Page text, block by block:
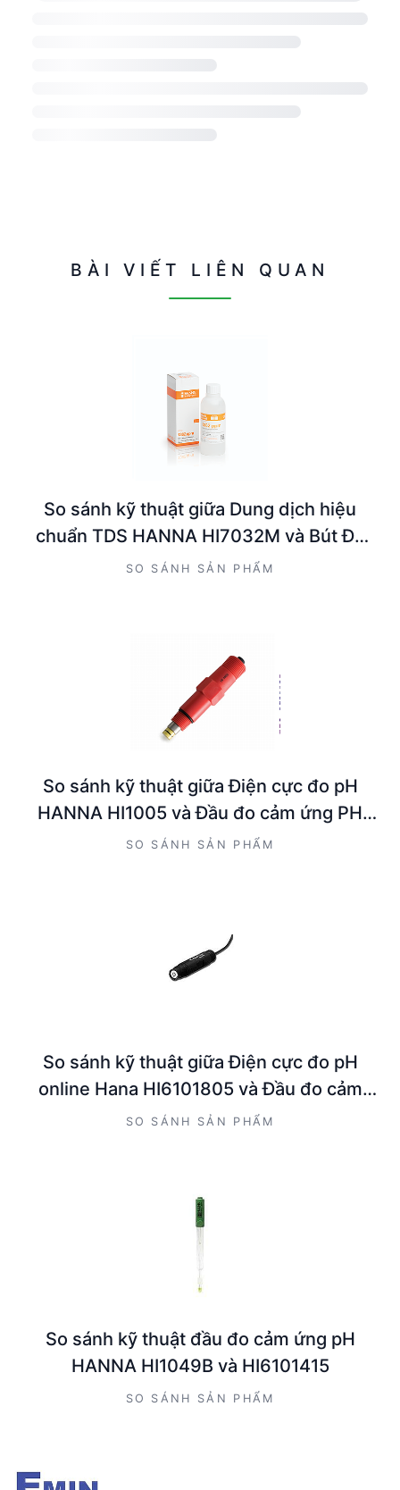
BÀI VIẾT LIÊN QUAN
So sánh kỹ thuật giữa Dung dịch hiệu
chuẩn TDS HANNA HI7032M và Bút Đo
EC/TDS/Nhiệt độ Thang Cao DiST® 6
SO SÁNH SẢN PHẨM
So sánh kỹ thuật giữa Điện cực đo pH
HANNA HI1005 và Đầu đo cảm ứng PH
Hanna HI6101415
SO SÁNH SẢN PHẨM
So sánh kỹ thuật giữa Điện cực đo pH
online Hana HI6101805 và Đầu đo cảm
ứng PH Hanna HI6101415
SO SÁNH SẢN PHẨM
So sánh kỹ thuật đầu đo cảm ứng pH
HANNA HI1049B và HI6101415
SO SÁNH SẢN PHẨM